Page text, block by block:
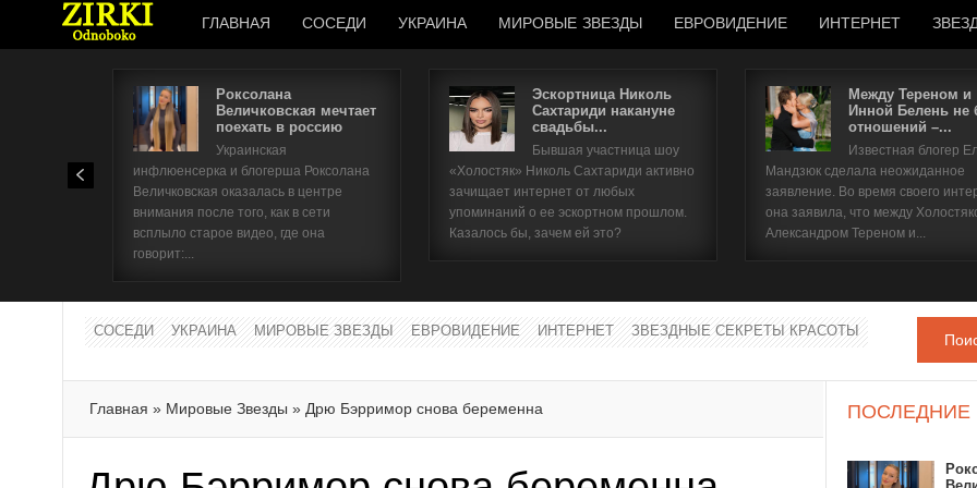
ГЛАВНАЯ СОСЕДИ УКРАИНА МИРОВЫЕ ЗВЕЗДЫ ЕВРОВИДЕНИЕ ИНТЕРНЕТ
Роксолана
Величковская мечтает
поехать в россию
Украинская
инфлюенсерка и блогерша Роксолана
Величковская оказалась в центре
внимания после того, как в сети
всплыло старое видео, где она
говорит:...
Эскортница Николь
Сахтариди накануне
свадьбы...
Бывшая участница шоу
«Холостяк» Николь Сахтариди активно
зачищает интернет от любых
упоминаний о ее эскортном прошлом.
Казалось бы, зачем ей это?
Между Тереном и
Инной Белень не
отношений –...
Известная блогер
Мандзюк сделала неожиданное
заявление. Во время своего
она заявила, что между
Александром Тереном и...
СОСЕДИ УКРАИНА МИРОВЫЕ ЗВЕЗДЫ ЕВРОВИДЕНИЕ ИНТЕРНЕТ ЗВЕЗДНЫЕ СЕКРЕТЫ КРАСОТЫ
Главная » Мировые Звезды » Дрю Бэрримор снова беременна ПОСЛЕДНИЕ
Имя пользователя
Забыли имя пользователя?